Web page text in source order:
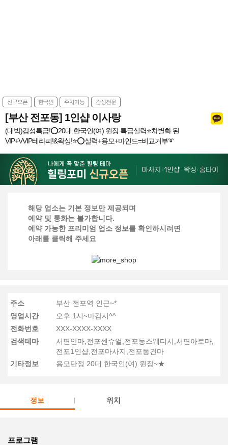
신규오픈 한국인 주차가능 감성전문
[부산 전포동] 1인샵 이사랑
(대박)감성특급!⭕20대 한국인(여) 원장 특급실력⭐️차별화 된
VIP+VVIP테라피!&왁싱!⭐️⭕실력+용모+마인드=비교거부➰
해당 업소는 기본 정보만 제공되며
예약 및 통화는 불가합니다.
예약 가능한 프리미엄 업소 정보를 확인하시려면
아래를 클릭해 주세요
주소
부산 전포역 인근~*
영업시간
오후 1시~마감시^^
전화번호
XXX-XXXX-XXXX
검색테마
서면안마,전포센슈얼,전포동스웨디시,서면아로마,
전포1인샵,전포마사지,전포동건마
기타정보
용모단정 20대 한국인(여) 원장~★
정보 위치
프로그램